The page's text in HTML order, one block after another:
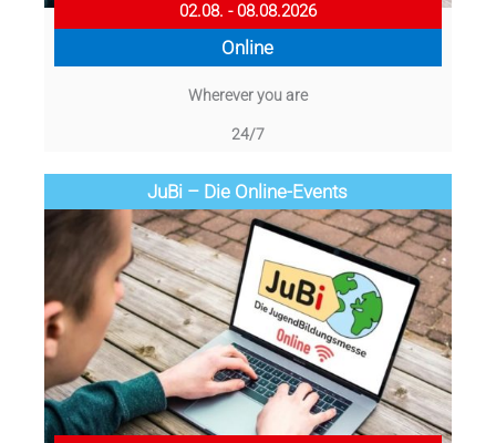
02.08. - 08.08.2026
Online
Wherever you are
24/7
JuBi – Die Online-Events